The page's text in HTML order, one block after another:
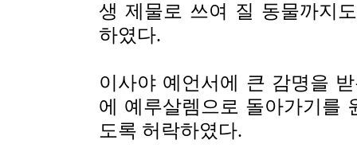
생 제물로 쓰여 질 동물까지
하였다.
이사야 예언서에 큰 감명을
에 예루살렘으로 돌아가기를
도록 허락하였다.